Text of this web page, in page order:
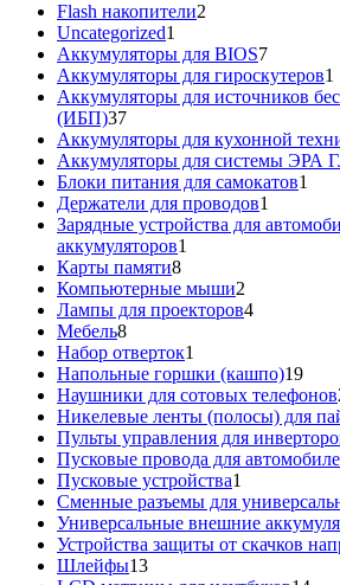
Flash накопители2
Uncategorized1
товар
Аккумуляторы для BIOS77
товаров
Аккумуляторы для гироскутеров1
Аккумуляторы для источников
(ИБП)3737
товаров
Аккумуляторы для кухонной
Аккумуляторы для системы
Блоки питания для самокатов1
Держатели для проводов1
товар
Зарядные устройства для
аккумуляторов1
Карты памяти88
товаров
Компьютерные мыши2
товара
Лампы для проекторов44
Мебель88
товаров
Набор отверток1
товар
Напольные горшки (кашпо)1919
Наушники для сотовых телефонов
Никелевые ленты (полосы) для
Пульты управления для
Пусковые провода для
Пусковые устройства1
товар
Сменные разъемы для
Универсальные внешние
Устройства защиты от скачков
Шлейфы1313